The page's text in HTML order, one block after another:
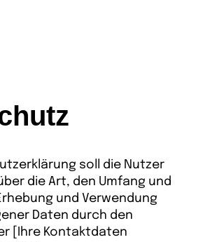
soll die Nutzer
die Art, den Umfang und
und Verwendung
Daten durch den
[Ihre Kontaktdaten